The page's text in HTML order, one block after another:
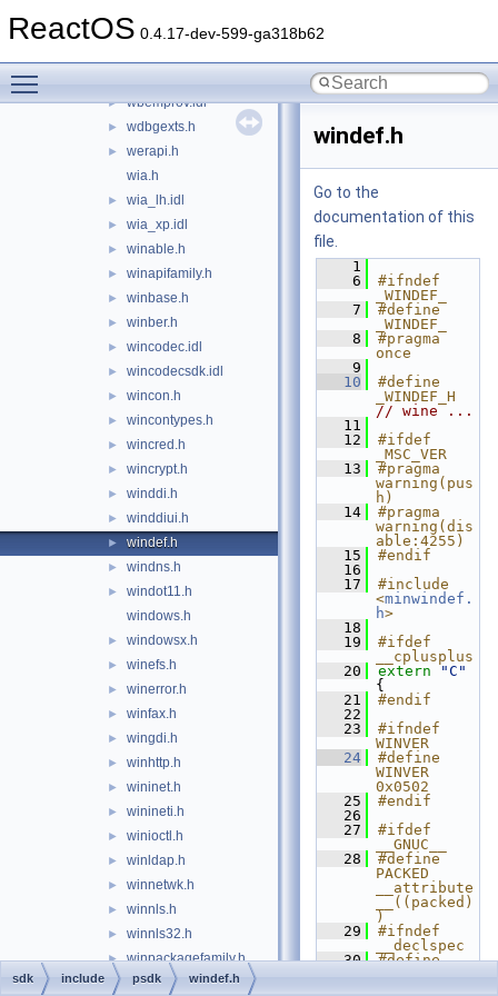
ReactOS 0.4.17-dev-599-ga318b62
warning.h
► wbemprov.idl
► wdbgexts.h
►
werapi.h
wia.h
► wia_lh.idl
► wia_xp.idl
► winable.h
► winapifamily.h
► winbase.h
► winber.h
► wincodec.idl
► wincodecsdk.idl
► wincon.h
► wincontypes.h
► wincred.h
► wincrypt.h
► winddi.h
► winddiui.h
► windef.h
► windns.h
►
windot11.h
windows.h
► windowsx.h
► winefs.h
► winerror.h
► winfax.h
► wingdi.h
► winhttp.h
► wininet.h
► winineti.h
► winioctl.h
► winldap.h
► winnetwk.h
► winnls.h
► winnls32.h
► winpackagefamily.h
► winperf.h
windef.h
Go to the
documentation of this
file.
    1
    6
#ifndef
_WINDEF_
    7
#define
_WINDEF_
    8
#pragma
once
    9
   10
#define
// wine ...
   11
   12
#ifdef
_MSC_VER
   13
#pragma
warning(pus
h)
   14
#pragma
warning(dis
able:4255)
   15
#endif
   16
   17
#include
<minwindef.
h>
   18
   19
#ifdef
__cplusplus
   20
extern
"C"
{
   21
#endif
   22
   23
#ifndef
WINVER
   24
#define
WINVER
0x0502
   25
#endif
   26
   27
#ifdef
__GNUC__
   28
#define
PACKED
__attribute
__((packed)
)
   29
#ifndef
__declspec
   30
#define
sdk include psdk windef.h